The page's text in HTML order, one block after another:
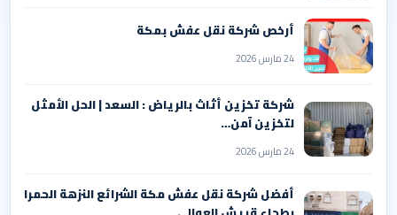
أرخص شركة نقل عفش بمكة
24 مارس 2026
شركة تخزين أثاث بالرياض : السعد | الحل الأمثل
لتخزين آمن…
24 مارس 2026
أفضل شركة نقل عفش مكة الشرائع النزهة الحمرا